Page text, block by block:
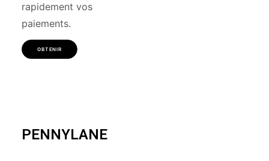
rapidement vos
paiements.
OBTENIR
PENNYLANE